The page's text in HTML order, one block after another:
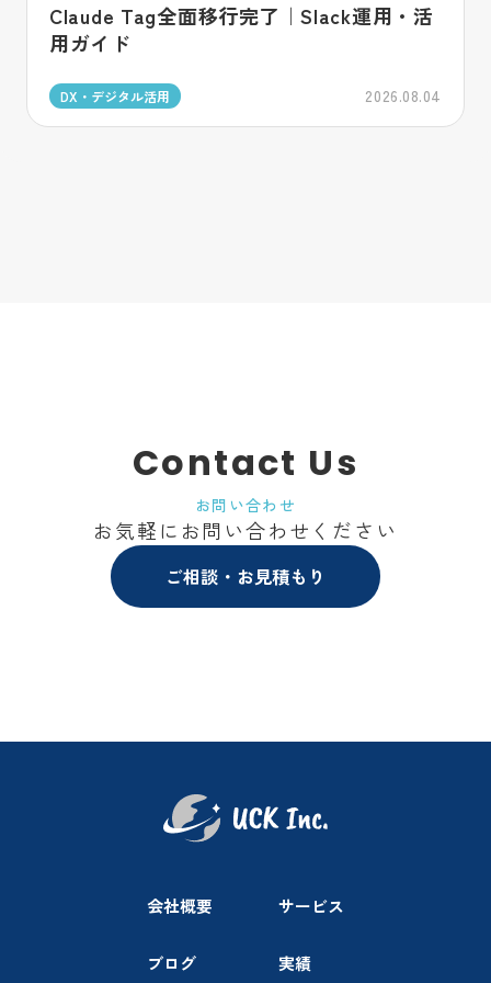
Claude Tag全面移行完了｜Slack運用・活
用ガイド
DX・デジタル活用 2026.08.04
Contact Us
お問い合わせ
お気軽にお問い合わせください
ご相談・お見積もり
会社概要 サービス
ブログ 実績